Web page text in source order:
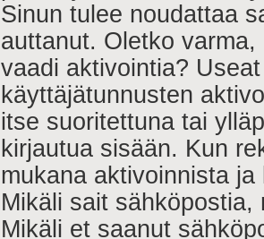
Sinun tulee noudattaa
auttanut. Oletko
vaadi aktivointia?
käyttäjätunnusten
itse suoritettuna tai
kirjautua sisään. Kun
mukana aktivoinnista
Mikäli sait
Mikäli et saanut